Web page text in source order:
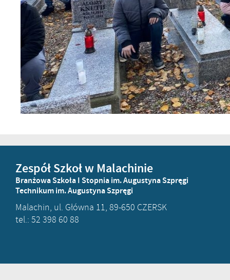
Zespół Szkoł w Malachinie
Branżowa Szkoła I Stopnia im. Augustyna Szpręgi
Technikum im. Augustyna Szpręgi
Malachin, ul. Główna 11, 89-650 CZERSK
tel.: 52 398 60 88